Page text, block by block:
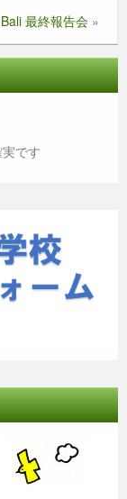
最終報告会 »
です